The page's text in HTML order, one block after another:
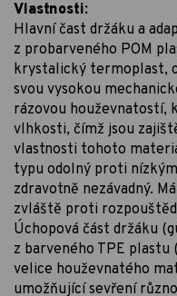
Vlastnosti:
Hlavní čast držáku a
z probarveného POM
krystalický termoplast,
svou vysokou
rázovou houževnatostí,
vlhkosti, čímž jsou
vlastnosti tohoto
typu odolný proti
zdravotně nezávadný.
zvláště proti
Úchopová část držáku
z barveného TPE
velice houževnatého
umožňující sevření